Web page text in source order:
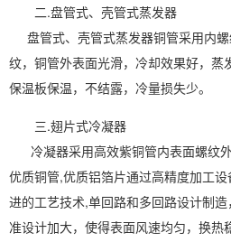
二.盘管式、壳管式蒸发器
盘管式、壳管式蒸发器铜管采用内
纹，铜管外表面光滑，冷却效果好，蒸
保温板保温，不结露，冷量损失少。
三.翅片式冷凝器
冷凝器采用高效紫铜管内表面螺纹
优质铜管,优质铝箔片通过高精度加工
进的工艺技术,单回路和多回路设计制
准设计加大，使得表面风速均匀，换热